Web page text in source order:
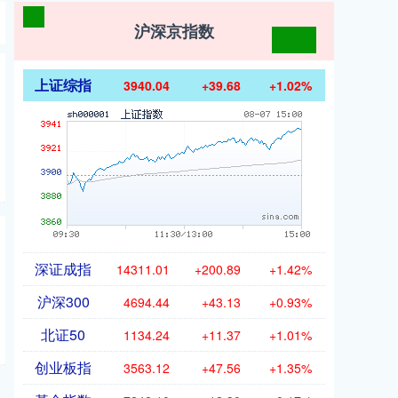
沪深京指数
上证综指 3940.04 +39.68 +1.02%
深证成指 14311.01 +200.89 +1.42%
沪深300 4694.44 +43.13 +0.93%
北证50 1134.24 +11.37 +1.01%
创业板指 3563.12 +47.56 +1.35%